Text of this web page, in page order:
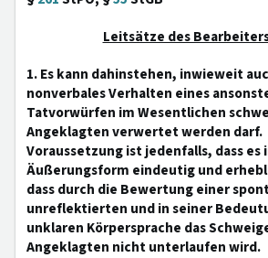
Leitsätze des
1. Es kann dahinstehen, inwieweit
nonverbales Verhalten eines
Tatvorwürfen im Wesentlichen
Angeklagten verwertet werden darf.
Voraussetzung ist jedenfalls, dass es
Äußerungsform eindeutig und
dass durch die Bewertung einer
unreflektierten und in seiner
unklaren Körpersprache das
Angeklagten nicht unterlaufen wird.